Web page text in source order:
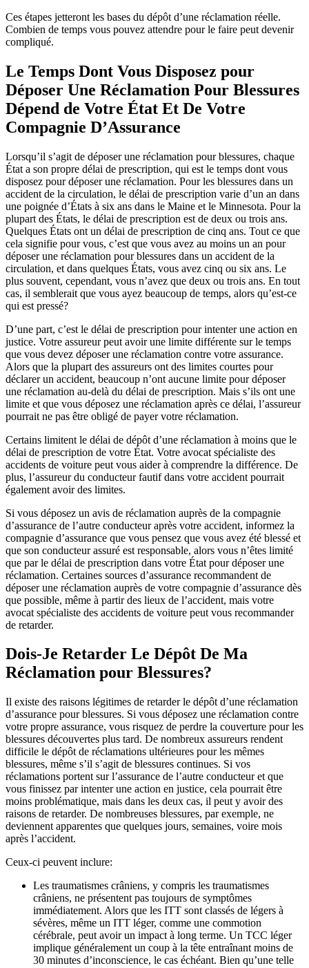
Ces étapes jetteront les bases du dépôt d’une réclamation réelle.
Combien de temps vous pouvez attendre pour le faire peut devenir
compliqué.
Le Temps Dont Vous Disposez pour
Déposer Une Réclamation Pour Blessures
Dépend de Votre État Et De Votre
Compagnie D’Assurance
Lorsqu’il s’agit de déposer une réclamation pour blessures, chaque
État a son propre délai de prescription, qui est le temps dont vous
disposez pour déposer une réclamation. Pour les blessures dans un
accident de la circulation, le délai de prescription varie d’un an dans
une poignée d’États à six ans dans le Maine et le Minnesota. Pour la
plupart des États, le délai de prescription est de deux ou trois ans.
Quelques États ont un délai de prescription de cinq ans. Tout ce que
cela signifie pour vous, c’est que vous avez au moins un an pour
déposer une réclamation pour blessures dans un accident de la
circulation, et dans quelques États, vous avez cinq ou six ans. Le
plus souvent, cependant, vous n’avez que deux ou trois ans. En tout
cas, il semblerait que vous ayez beaucoup de temps, alors qu’est-ce
qui est pressé?
D’une part, c’est le délai de prescription pour intenter une action en
justice. Votre assureur peut avoir une limite différente sur le temps
que vous devez déposer une réclamation contre votre assurance.
Alors que la plupart des assureurs ont des limites courtes pour
déclarer un accident, beaucoup n’ont aucune limite pour déposer
une réclamation au-delà du délai de prescription. Mais s’ils ont une
limite et que vous déposez une réclamation après ce délai, l’assureur
pourrait ne pas être obligé de payer votre réclamation.
Certains limitent le délai de dépôt d’une réclamation à moins que le
délai de prescription de votre État. Votre avocat spécialiste des
accidents de voiture peut vous aider à comprendre la différence. De
plus, l’assureur du conducteur fautif dans votre accident pourrait
également avoir des limites.
Si vous déposez un avis de réclamation auprès de la compagnie
d’assurance de l’autre conducteur après votre accident, informez la
compagnie d’assurance que vous pensez que vous avez été blessé et
que son conducteur assuré est responsable, alors vous n’êtes limité
que par le délai de prescription dans votre État pour déposer une
réclamation. Certaines sources d’assurance recommandent de
déposer une réclamation auprès de votre compagnie d’assurance dès
que possible, même à partir des lieux de l’accident, mais votre
avocat spécialiste des accidents de voiture peut vous recommander
de retarder.
Dois-Je Retarder Le Dépôt De Ma
Réclamation pour Blessures?
Il existe des raisons légitimes de retarder le dépôt d’une réclamation
d’assurance pour blessures. Si vous déposez une réclamation contre
votre propre assurance, vous risquez de perdre la couverture pour les
blessures découvertes plus tard. De nombreux assureurs rendent
difficile le dépôt de réclamations ultérieures pour les mêmes
blessures, même s’il s’agit de blessures continues. Si vos
réclamations portent sur l’assurance de l’autre conducteur et que
vous finissez par intenter une action en justice, cela pourrait être
moins problématique, mais dans les deux cas, il peut y avoir des
raisons de retarder. De nombreuses blessures, par exemple, ne
deviennent apparentes que quelques jours, semaines, voire mois
après l’accident.
Ceux-ci peuvent inclure:
Les traumatismes crâniens, y compris les traumatismes
crâniens, ne présentent pas toujours de symptômes
immédiatement. Alors que les ITT sont classés de légers à
sévères, même un ITT léger, comme une commotion
cérébrale, peut avoir un impact à long terme. Un TCC léger
implique généralement un coup à la tête entraînant moins de
30 minutes d’inconscience, le cas échéant. Bien qu’une telle